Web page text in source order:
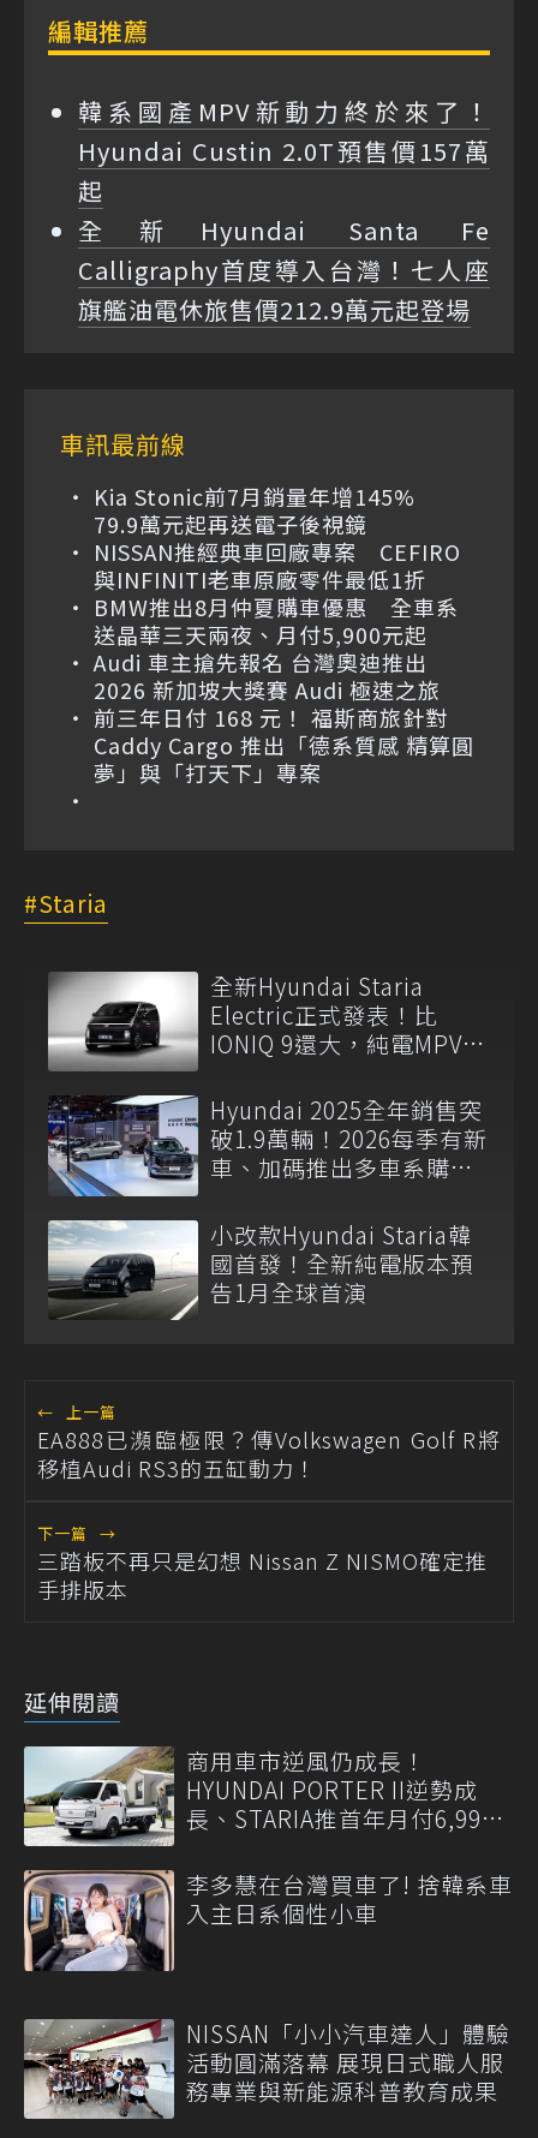
編輯推薦
韓系國產MPV新動力終於來了！
Hyundai Custin 2.0T預售價157萬
起
全新Hyundai Santa Fe
Calligraphy首度導入台灣！七人座
旗艦油電休旅售價212.9萬元起登場
車訊最前線
Kia Stonic前7月銷量年增145%
79.9萬元起再送電子後視鏡
NISSAN推經典車回廠專案 CEFIRO
與INFINITI老車原廠零件最低1折
BMW推出8月仲夏購車優惠 全車系
送晶華三天兩夜、月付5,900元起
Audi 車主搶先報名 台灣奧迪推出
2026 新加坡大獎賽 Audi 極速之旅
前三年日付 168 元！ 福斯商旅針對
Caddy Cargo 推出「德系質感 精算圓
夢」與「打天下」專案
Staria
全新Hyundai Staria
Electric正式發表！比
IONIQ 9還大，純電MPV的
Hyundai 2025全年銷售突
破1.9萬輛！2026每季有新
車、加碼推出多車系購車
小改款Hyundai Staria韓
國首發！全新純電版本預
告1月全球首演
← 上一篇
EA888已瀕臨極限？傳Volkswagen Golf R將
移植Audi RS3的五缸動力！
下一篇 →
三踏板不再只是幻想 Nissan Z NISMO確定推
手排版本
延伸閱讀
商用車市逆風仍成長！
HYUNDAI PORTER II逆勢成
長、STARIA推首年月付6,999
李多慧在台灣買車了! 捨韓系車
入主日系個性小車
NISSAN「小小汽車達人」體驗
活動圓滿落幕 展現日式職人服
務專業與新能源科普教育成果